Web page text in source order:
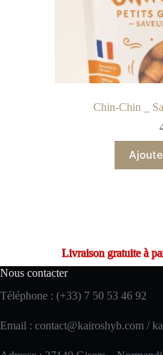
Chin-Chin _
Livraison gratuite à
Nous contacter
Téléphone : (+33) 7 50 53 46 92
Email : contact@kairoshyb.com /